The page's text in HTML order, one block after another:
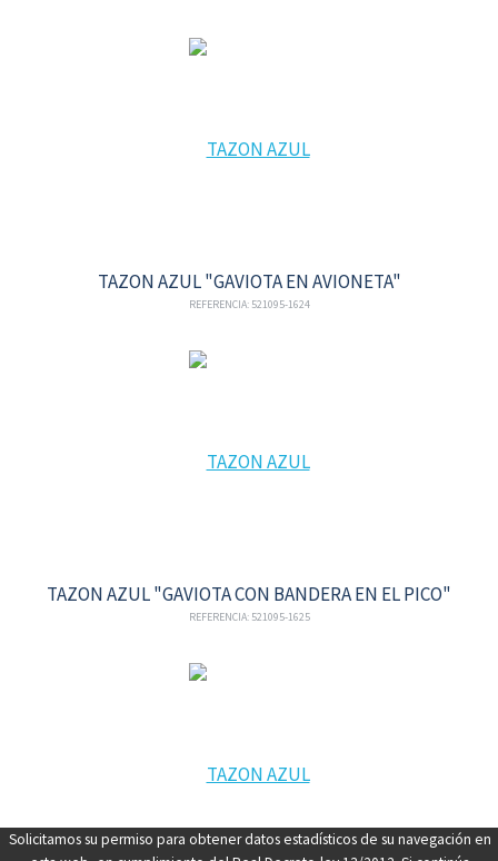
TAZON AZUL "GAVIOTA EN AVIONETA"
REFERENCIA: 521095-1624
TAZON AZUL "GAVIOTA CON BANDERA EN EL PICO"
REFERENCIA: 521095-1625
Solicitamos su permiso para obtener datos estadísticos de su navegación en